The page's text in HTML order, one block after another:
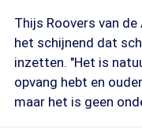
Thijs Roovers van
het schijnend dat
inzetten. "Het is
opvang hebt en
maar het is geen